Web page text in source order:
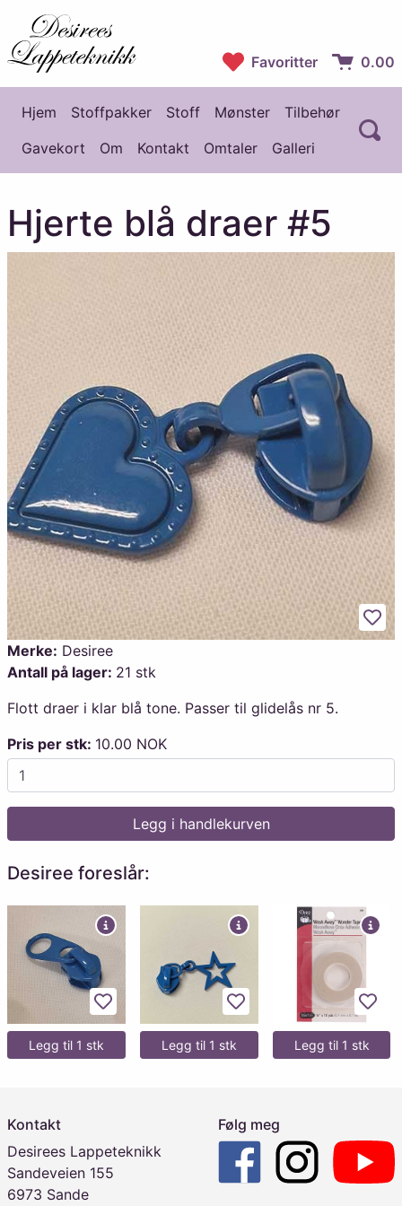
Desirees Lappeteknikk
Favoritter 0.00
Hovedmeny
Hjem Stoffpakker Stoff Mønster
Tilbehør
Gavekort
Om Kontakt Omtaler Galleri
Hjerte blå draer #5
Merke: Desiree
Antall på lager: 21 stk
Flott draer i klar blå tone. Passer til glidelås nr 5.
Pris per stk: 10.00 NOK
Legg i handlekurven
Desiree foreslår:
Legg til favoritter
Legg til 1 stk
Legg til favoritter
Legg til 1 stk Legg til 1 stk
Kontakt
Desirees Lappeteknikk
Sandeveien 155
6973 Sande
Følg meg